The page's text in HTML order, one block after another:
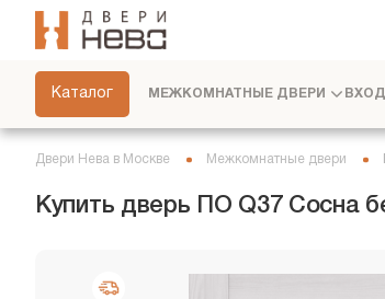
Каталог
СКРЫТЫЕ ДВЕРИ
СТЕНОВЫЕ ПАНЕЛИ
МЕЖКОМНАТНЫЕ ДВЕРИ
Двери Нева в Москве Межкомнатные двери
Купить дверь ПО Q37 Сосна